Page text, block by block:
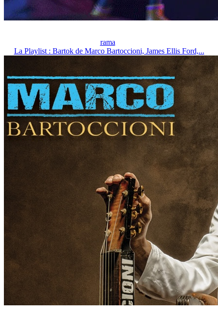
rama
La Playlist : Bartok de Marco Bartoccioni, James Ellis Ford,...